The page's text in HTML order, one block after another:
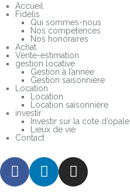
Accueil
Fidelis
Qui sommes-nous
Nos compétences
Nos honoraires
Achat
Vente-estimation
gestion locative
Gestion à l’année
Gestion saisonnière
Location
Location
Location saisonnière
investir
Investir sur la cote d’opale
Lieux de vie
Contact